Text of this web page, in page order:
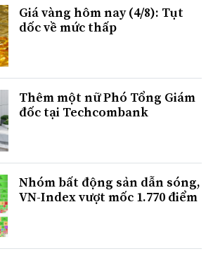
Giá vàng hôm nay (4/8): Tụt
dốc về mức thấp
Thêm một nữ Phó Tổng Giám
đốc tại Techcombank
Nhóm bất động sản dẫn sóng,
VN-Index vượt mốc 1.770 điểm